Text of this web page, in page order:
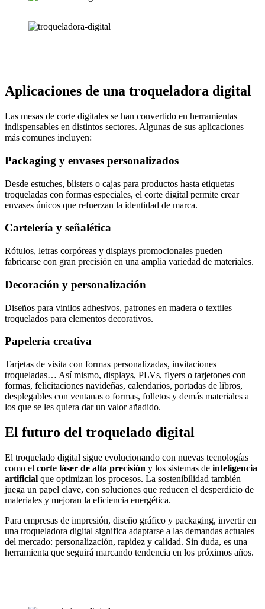
Aplicaciones de una troqueladora digital
Las mesas de corte digitales se han convertido en herramientas
indispensables en distintos sectores. Algunas de sus aplicaciones
más comunes incluyen:
Packaging y envases personalizados
Desde estuches, blisters o cajas para productos hasta etiquetas
troqueladas con formas especiales, el corte digital permite crear
envases únicos que refuerzan la identidad de marca.
Cartelería y señalética
Rótulos, letras corpóreas y displays promocionales pueden
fabricarse con gran precisión en una amplia variedad de materiales.
Decoración y personalización
Diseños para vinilos adhesivos, patrones en madera o textiles
troquelados para elementos decorativos.
Papelería creativa
Tarjetas de visita con formas personalizadas, invitaciones
troqueladas… Así mismo, displays, PLVs, flyers o tarjetones con
formas, felicitaciones navideñas, calendarios, portadas de libros,
desplegables con ventanas o formas, folletos y demás materiales a
los que se les quiera dar un valor añadido.
El futuro del troquelado digital
El troquelado digital sigue evolucionando con nuevas tecnologías
como el corte láser de alta precisión y los sistemas de inteligencia
artificial que optimizan los procesos. La sostenibilidad también
juega un papel clave, con soluciones que reducen el desperdicio de
materiales y mejoran la eficiencia energética.
Para empresas de impresión, diseño gráfico y packaging, invertir en
una troqueladora digital significa adaptarse a las demandas actuales
del mercado: personalización, rapidez y calidad. Sin duda, es una
herramienta que seguirá marcando tendencia en los próximos años.